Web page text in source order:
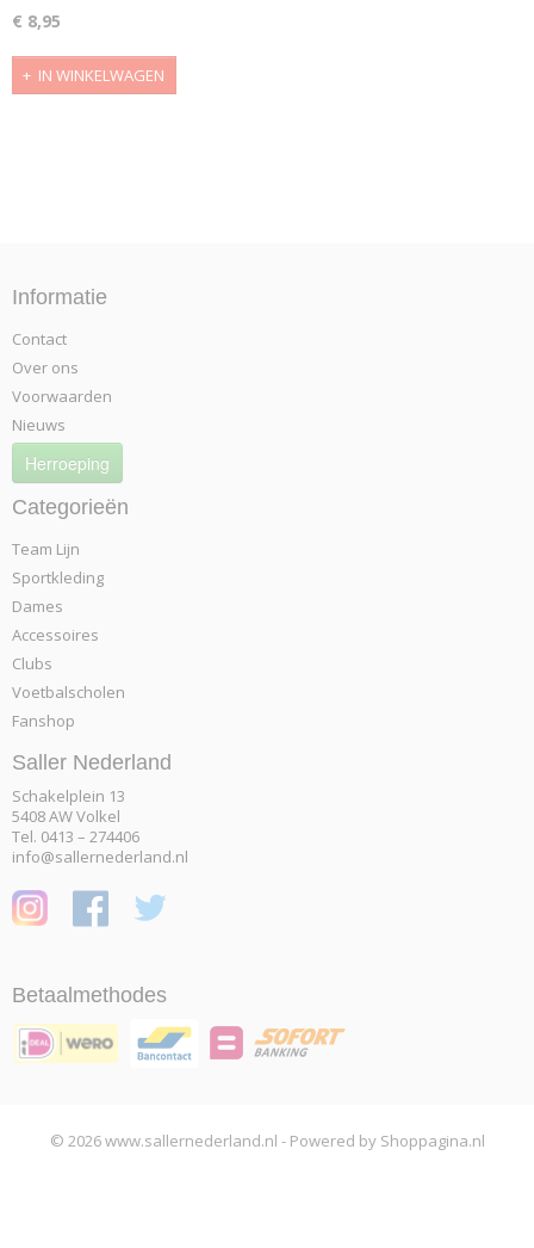
€ 8,95
IN WINKELWAGEN
Informatie
Contact
Over ons
Voorwaarden
Nieuws
Herroeping
Categorieën
Team Lijn
Sportkleding
Dames
Accessoires
Clubs
Voetbalscholen
Fanshop
Saller Nederland
Schakelplein 13
5408 AW Volkel
Tel. 0413 – 274406
info@sallernederland.nl
Betaalmethodes
© 2026 www.sallernederland.nl - Powered by Shoppagina.nl